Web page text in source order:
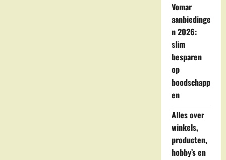
Vomar
aanbiedinge
n 2026:
slim
besparen
op
boodschapp
en
Alles over
winkels,
producten,
hobby’s en